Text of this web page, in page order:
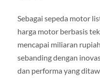
Sebagai sepeda motor
harga motor berbasis
mencapai miliaran
sebanding dengan
dan performa yang